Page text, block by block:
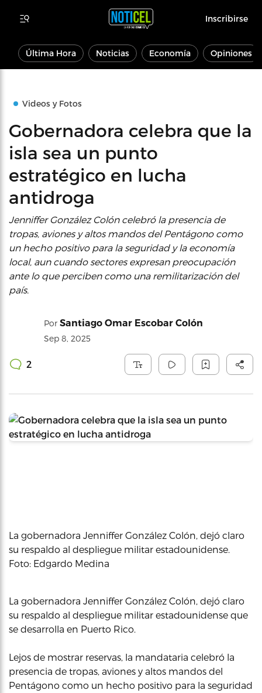
Inscribirse
Última Hora Noticias Economía Opiniones
Videos y Fotos
Gobernadora celebra que la
isla sea un punto
estratégico en lucha
antidroga
Jenniffer González Colón celebró la presencia de
tropas, aviones y altos mandos del Pentágono como
un hecho positivo para la seguridad y la economía
local, aun cuando sectores expresan preocupación
ante lo que perciben como una remilitarización del
país.
Por Santiago Omar Escobar Colón
Sep 8, 2025
2
La gobernadora Jenniffer González Colón, dejó claro
su respaldo al despliegue militar estadounidense.
Foto: Edgardo Medina
La gobernadora Jenniffer González Colón, dejó claro
su respaldo al despliegue militar estadounidense que
se desarrolla en Puerto Rico.
Lejos de mostrar reservas, la mandataria celebró la
presencia de tropas, aviones y altos mandos del
Pentágono como un hecho positivo para la seguridad